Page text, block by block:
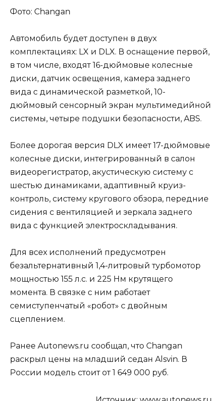
Фото: Changan
Автомобиль будет доступен в двух
комплектациях: LX и DLX. В оснащение первой,
в том числе, входят 16-дюймовые колесные
диски, датчик освещения, камера заднего
вида с динамической разметкой, 10-
дюймовый сенсорный экран мультимедийной
системы, четыре подушки безопасности, ABS.
Более дорогая версия DLX имеет 17-дюймовые
колесные диски, интегрированный в салон
видеорегистратор, акустическую систему с
шестью динамиками, адаптивный круиз-
контроль, систему кругового обзора, передние
сидения с вентиляцией и зеркала заднего
вида с функцией электроскладывания.
Для всех исполнений предусмотрен
безальтернативный 1,4-литровый турбомотор
мощностью 155 л.с. и 225 Нм крутящего
момента. В связке с ним работает
семиступенчатый «робот» с двойным
сцеплением.
Ранее Autonews.ru сообщал, что Changan
раскрыл цены на младший седан Alsvin. В
России модель стоит от 1 649 000 руб.